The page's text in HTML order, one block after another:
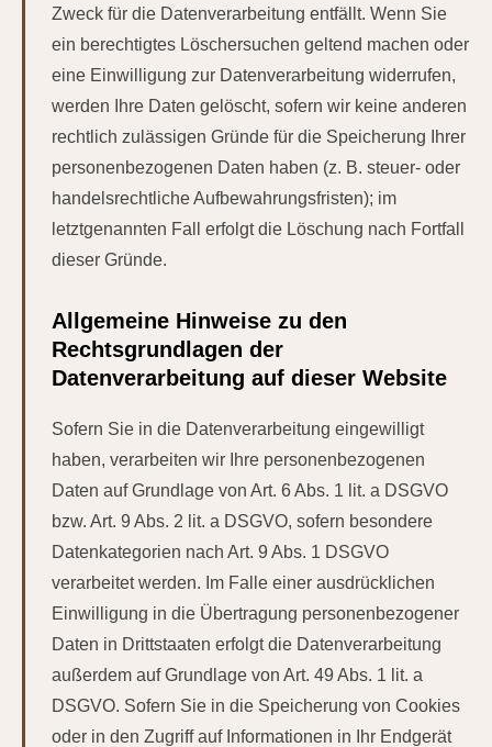
Zweck für die Datenverarbeitung entfällt. Wenn Sie
ein berechtigtes Löschersuchen geltend machen oder
eine Einwilligung zur Datenverarbeitung widerrufen,
werden Ihre Daten gelöscht, sofern wir keine anderen
rechtlich zulässigen Gründe für die Speicherung Ihrer
personenbezogenen Daten haben (z. B. steuer- oder
handelsrechtliche Aufbewahrungsfristen); im
letztgenannten Fall erfolgt die Löschung nach Fortfall
dieser Gründe.
Allgemeine Hinweise zu den
Rechtsgrundlagen der
Datenverarbeitung auf dieser Website
Sofern Sie in die Datenverarbeitung eingewilligt
haben, verarbeiten wir Ihre personenbezogenen
Daten auf Grundlage von Art. 6 Abs. 1 lit. a DSGVO
bzw. Art. 9 Abs. 2 lit. a DSGVO, sofern besondere
Datenkategorien nach Art. 9 Abs. 1 DSGVO
verarbeitet werden. Im Falle einer ausdrücklichen
Einwilligung in die Übertragung personenbezogener
Daten in Drittstaaten erfolgt die Datenverarbeitung
außerdem auf Grundlage von Art. 49 Abs. 1 lit. a
DSGVO. Sofern Sie in die Speicherung von Cookies
oder in den Zugriff auf Informationen in Ihr Endgerät